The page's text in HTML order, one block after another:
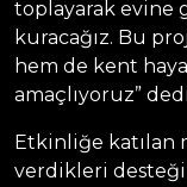
toplayarak evine
kuracağız. Bu
hem de kent
amaçlıyoruz”
Etkinliğe katılan
verdikleri